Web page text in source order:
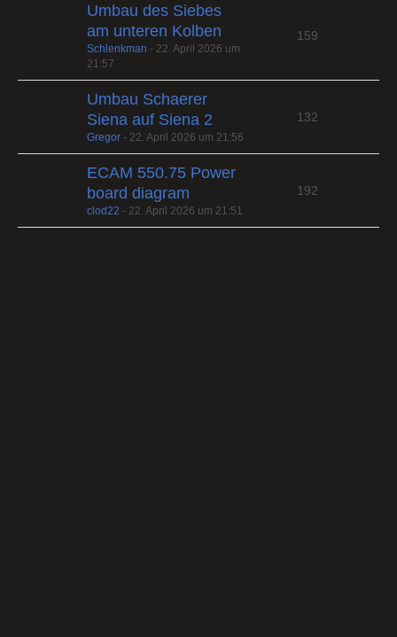
Umbau des Siebes
am unteren Kolben
Schlenkman - 22. April 2026 um
21:57
159
Umbau Schaerer
Siena auf Siena 2
Gregor - 22. April 2026 um 21:56
132
ECAM 550.75 Power
board diagram
clod22 - 22. April 2026 um 21:51
192